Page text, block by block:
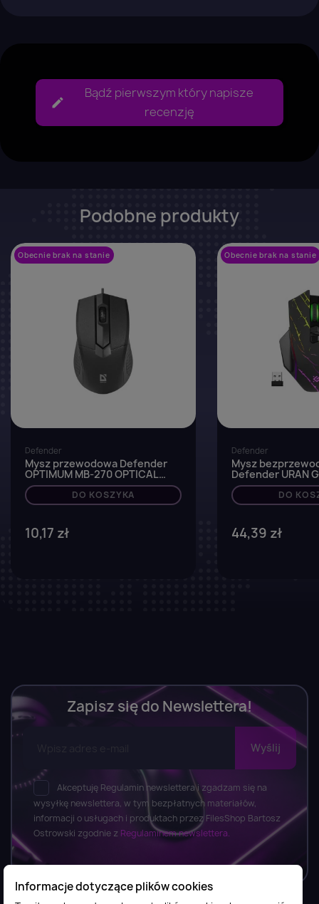
Bądź pierwszym który napisze
recenzję
Podobne produkty
Obecnie brak na stanie
Defender
Mysz przewodowa Defender
OPTIMUM MB-270 OPTICAL
1000dpi 3P czarna
DO KOSZYKA
10,17 zł
Obecnie brak na stanie
Defender
Mysz
Defender URAN
optyczna
AKUMULATOR 8
Gaming
DO
44,39 zł
Zapisz się do Newslettera!
Akceptuję Regulamin newslettera i zgadzam się na
wysyłkę newslettera, w tym bezpłatnych materiałów,
informacji o usługach i produktach przez FilesShop Bartosz
Ostrowski zgodnie z Regulaminem newslettera.
Informacje dotyczące plików cookies